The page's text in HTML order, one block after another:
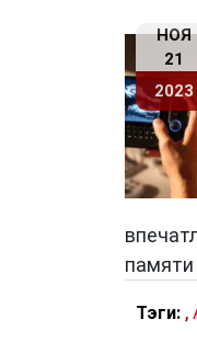
НОЯ
21
2023
Тэги: ,